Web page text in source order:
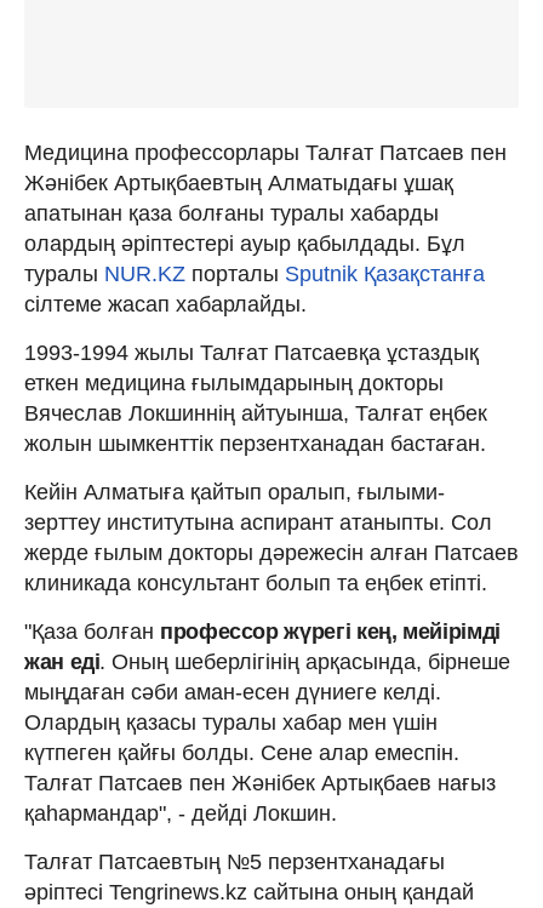
Медицина профессорлары Талғат Патсаев пен
Жәнібек Артықбаевтың Алматыдағы ұшақ
апатынан қаза болғаны туралы хабарды
олардың әріптестері ауыр қабылдады. Бұл
туралы NUR.KZ порталы Sputnik Қазақстанға
сілтеме жасап хабарлайды.
1993-1994 жылы Талғат Патсаевқа ұстаздық
еткен медицина ғылымдарының докторы
Вячеслав Локшиннің айтуынша, Талғат еңбек
жолын шымкенттік перзентханадан бастаған.
Кейін Алматыға қайтып оралып, ғылыми-
зерттеу институтына аспирант атаныпты. Сол
жерде ғылым докторы дәрежесін алған Патсаев
клиникада консультант болып та еңбек етіпті.
"Қаза болған профессор жүрегі кең, мейірімді
жан еді. Оның шеберлігінің арқасында, бірнеше
мыңдаған сәби аман-есен дүниеге келді.
Олардың қазасы туралы хабар мен үшін
күтпеген қайғы болды. Сене алар емеспін.
Талғат Патсаев пен Жәнібек Артықбаев нағыз
қаһармандар", - дейді Локшин.
Талғат Патсаевтың №5 перзентханадағы
әріптесі Tengrinews.kz сайтына оның қандай